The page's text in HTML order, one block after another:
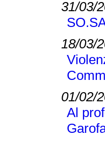
31/03/
18/03/
01/02/
Al